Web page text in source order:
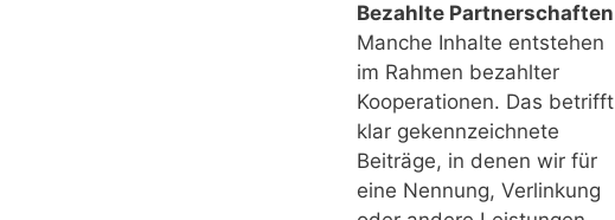
Bezahlte Partnerschaften
Manche Inhalte entstehen
im Rahmen bezahlter
Kooperationen. Das betrifft
klar gekennzeichnete
Beiträge, in denen wir für
eine Nennung, Verlinkung